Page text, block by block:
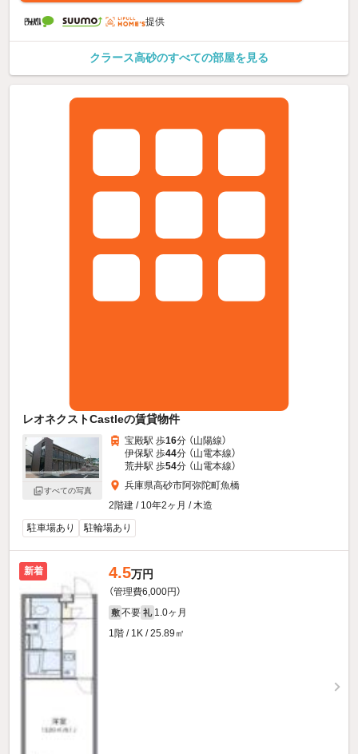
提供
クラース高砂のすべての部屋を見る
レオネクストCastleの賃貸物件
すべての写真
宝殿駅 歩16分 （山陽線）
伊保駅 歩44分 （山電本線）
荒井駅 歩54分 （山電本線）
兵庫県高砂市阿弥陀町魚橋
2階建 / 10年2ヶ月 / 木造
駐車場あり
駐輪場あり
新着 4.5万円
（管理費6,000円）
敷 不要 礼 1.0ヶ月
1階 / 1K / 25.89㎡